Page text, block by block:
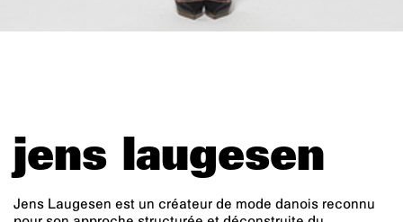
jens laugesen
Jens Laugesen est un créateur de mode danois reconnu